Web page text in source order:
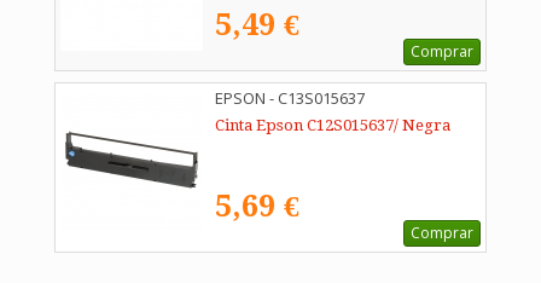
5,49 €
Comprar
EPSON - C13S015637
Cinta Epson C12S015637/ Negra
5,69 €
Comprar